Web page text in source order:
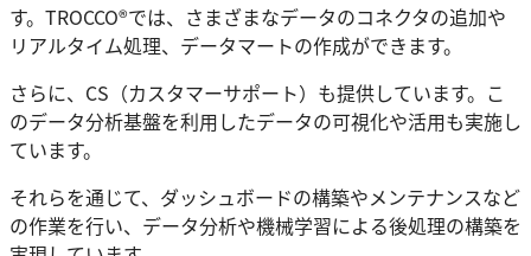
す。TROCCO®では、さまざまなデータのコネクタの追加や
リアルタイム処理、データマートの作成ができます。
さらに、CS（カスタマーサポート）も提供しています。こ
のデータ分析基盤を利用したデータの可視化や活用も実施し
ています。
それらを通じて、ダッシュボードの構築やメンテナンスなど
の作業を行い、データ分析や機械学習による後処理の構築を